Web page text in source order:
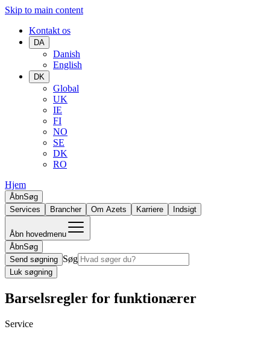
Skip to main content
Kontakt os
DA
Danish
English
DK
Global
UK
IE
FI
NO
SE
DK
RO
Hjem
ÅbnSøg
Services
Brancher Om Azets Karriere Indsigt
Åbn hovedmenu
ÅbnSøg
Send søgning Søg
Luk søgning
Barselsregler for funktionærer
Service